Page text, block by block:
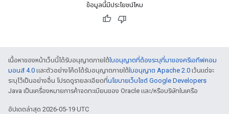
ข้อมูลนี้มีประโยชน์ไหม
เนื้อหาของหน้าเว็บนี้ได้รับอนุญาตภายใต้ใบอนุญาตที่ต้องระบุที่มาของครีเอทีฟคอม
มอนส์ 4.0 และตัวอย่างโค้ดได้รับอนุญาตภายใต้ใบอนุญาต Apache 2.0 เว้นแต่จะ
ระบุไว้เป็นอย่างอื่น โปรดดูรายละเอียดที่นโยบายเว็บไซต์ Google Developers
Java เป็นเครื่องหมายการค้าจดทะเบียนของ Oracle และ/หรือบริษัทในเครือ
อัปเดตล่าสุด 2026-05-19 UTC